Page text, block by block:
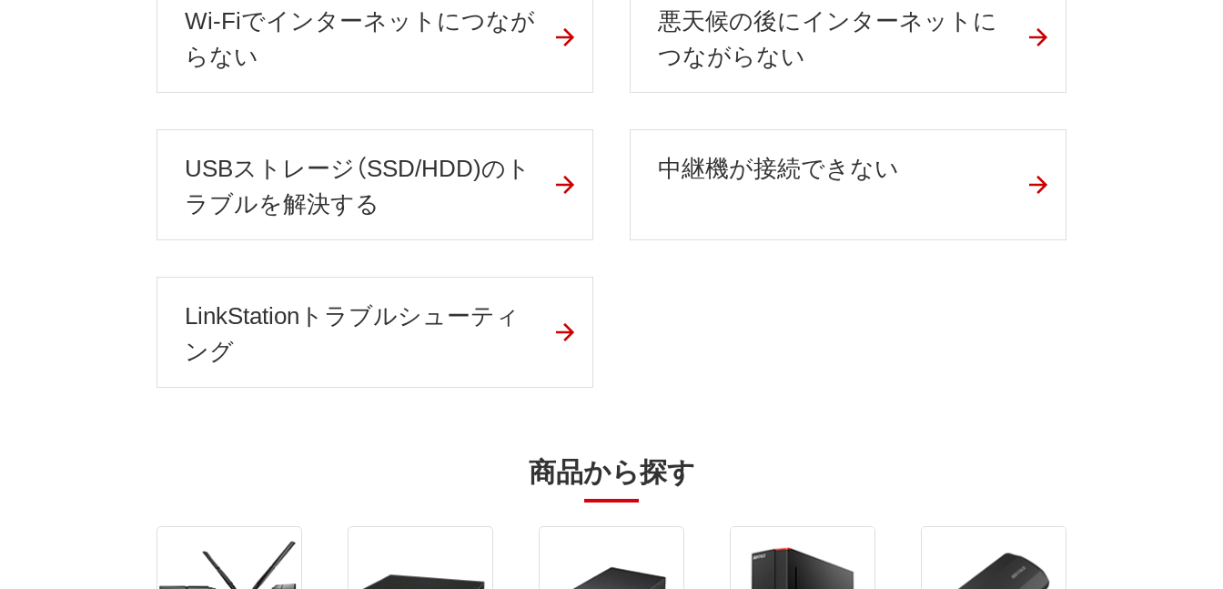
Wi-Fiでインターネットにつなが
らない
悪天候の後にインターネットに
つながらない
USBストレージ（SSD/HDD)のト
ラブルを解決する
中継機が接続できない
LinkStationトラブルシューティ
ング
商品から探す